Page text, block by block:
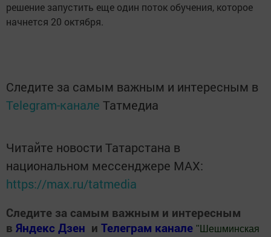
решение запустить еще один поток обучения, которое
начнется 20 октября.
Следите за самым важным и интересным в
Telegram-канале Татмедиа
Читайте новости Татарстана в
национальном мессенджере MАХ:
https://max.ru/tatmedia
Следите за самым важным и интересным
в Яндекс Дзен и Телеграм канале " Шешминская